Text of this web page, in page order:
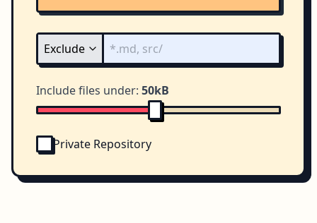
Include files under: 50kB
Private Repository